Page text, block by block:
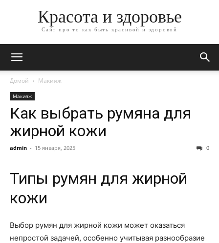
Красота и здоровье
Сайт про то как быть красивой и здоровой
Домой Макияж
Макияж
Как выбрать румяна для
жирной кожи
admin - 15 января, 2025 0
Типы румян для жирной
кожи
Выбор румян для жирной кожи может оказаться
непростой задачей, особенно учитывая разнообразие